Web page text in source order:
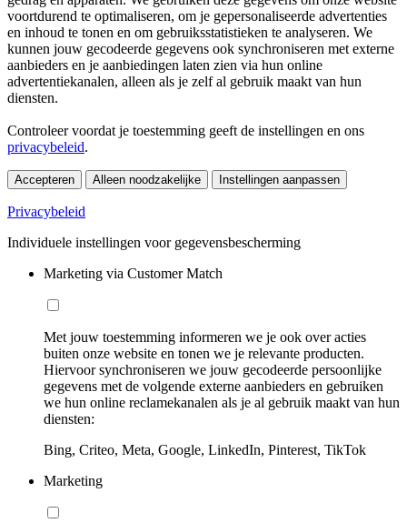
voortdurend te optimaliseren, om je gepersonaliseerde advertenties
en inhoud te tonen en om gebruiksstatistieken te analyseren. We
kunnen jouw gecodeerde gegevens ook synchroniseren met externe
aanbieders en je aanbiedingen laten zien via hun online
advertentiekanalen, alleen als je zelf al gebruik maakt van hun
diensten.
Controleer voordat je toestemming geeft de instellingen en ons
privacybeleid.
Accepteren Alleen noodzakelijke Instellingen aanpassen
Privacybeleid
Individuele instellingen voor gegevensbescherming
Marketing via Customer Match
Met jouw toestemming informeren we je ook over acties
buiten onze website en tonen we je relevante producten.
Hiervoor synchroniseren we jouw gecodeerde persoonlijke
gegevens met de volgende externe aanbieders en gebruiken
we hun online reclamekanalen als je al gebruik maakt van hun
diensten:
Bing, Criteo, Meta, Google, LinkedIn, Pinterest, TikTok
Marketing